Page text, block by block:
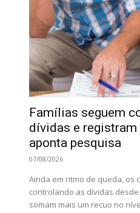
Famílias seguem
dívidas e registram
aponta pesquisa
07/08/2026
Ainda em ritmo de queda, os
controlando as dívidas
somam mais um recuo no